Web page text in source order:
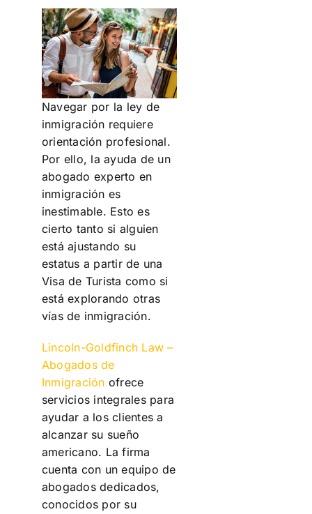
Navegar por la ley de
inmigración requiere
orientación profesional.
Por ello, la ayuda de un
abogado experto en
inmigración es
inestimable. Esto es
cierto tanto si alguien
está ajustando su
estatus a partir de una
Visa de Turista como si
está explorando otras
vías de inmigración.
Lincoln-Goldfinch Law –
Abogados de
Inmigración ofrece
servicios integrales para
ayudar a los clientes a
alcanzar su sueño
americano. La firma
cuenta con un equipo de
abogados dedicados,
conocidos por su